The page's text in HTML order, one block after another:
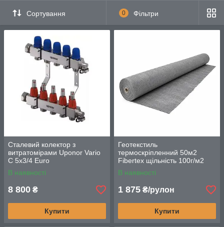
Сортування 0 Фільтри
Сталевий колектор з
витратомірами Uponor Vario
С 5x3/4 Euro
В наявності
8 800 ₴
Купити
Геотекстиль
термоскріпленний 50м2
Fibertex щільність 100г/м2
міцний будівельний нетканий
матеріал
В наявності
1 875 ₴/рулон
Купити